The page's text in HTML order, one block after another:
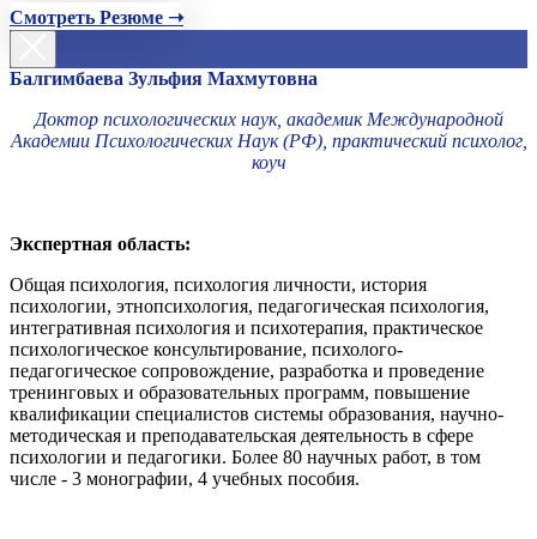
Смотреть Резюме ➝
Балгимбаева Зульфия Махмутовна
Доктор психологических наук, академик Международной
Академии Психологических Наук (РФ), практический психолог,
коуч
Экспертная область:
Общая психология, психология личности, история
психологии, этнопсихология, педагогическая психология,
интегративная психология и психотерапия, практическое
психологическое консультирование, психолого-
педагогическое сопровождение, разработка и проведение
тренинговых и образовательных программ, повышение
квалификации специалистов системы образования, научно-
методическая и преподавательская деятельность в сфере
психологии и педагогики. Более 80 научных работ, в том
числе - 3 монографии, 4 учебных пособия.